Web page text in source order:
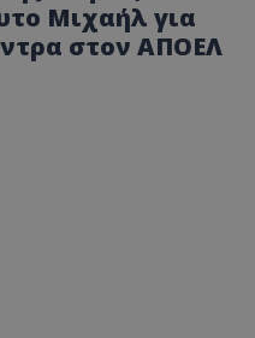
Μιχαήλ για
στον ΑΠΟΕΛ